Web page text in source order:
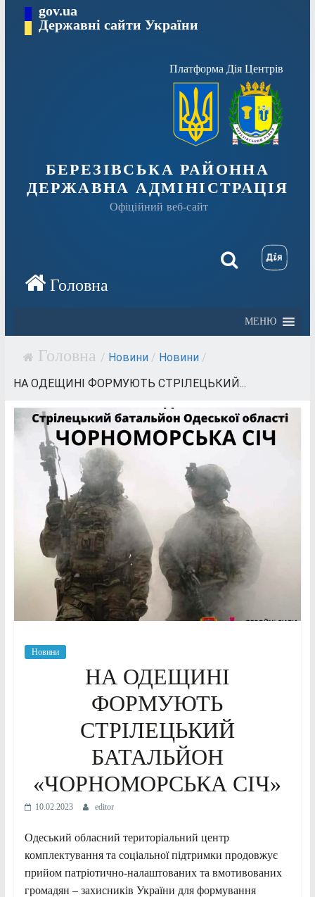
Перейтиgov.ua
Державні сайти України
Платформа Дія Центрів
БЕРЕЗІВСЬКА РАЙОННА
ДЕРЖАВНА АДМІНІСТРАЦІЯ
Офіційний веб-сайт
МЕНЮ
/ Новини / Новини /
НА ОДЕЩИНІ ФОРМУЮТЬ СТРІЛЕЦЬКИЙ...
Новини
НА ОДЕЩИНІ
ФОРМУЮТЬ
СТРІЛЕЦЬКИЙ
БАТАЛЬЙОН
«ЧОРНОМОРСЬКА СІЧ»
10.02.2023 editor
Одеський обласний територіальний центр
комплектування та соціальної підтримки продовжує
прийом патріотично-налаштованих та вмотивованих
громадян – захисників України для формування